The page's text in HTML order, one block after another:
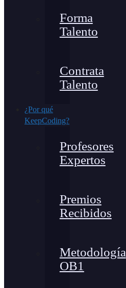
Forma
Talento
Contrata
Talento
¿Por qué
KeepCoding?
Profesores
Expertos
Premios
Recibidos
Metodología
OB1